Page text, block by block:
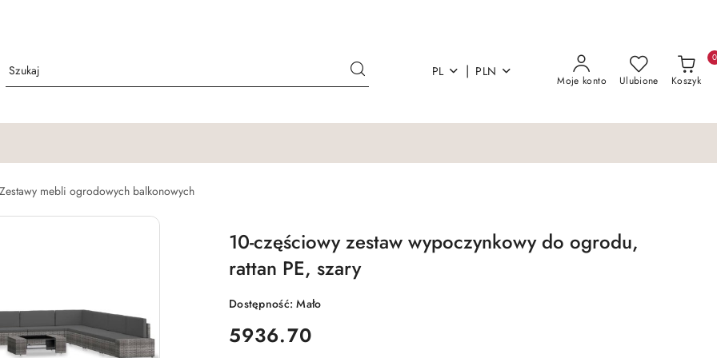
PL | PLN
Moje konto Ulubione Koszyk
0
Zestawy mebli ogrodowych balkonowych
10-częściowy zestaw wypoczynkowy do ogrodu,
rattan PE, szary
Dostępność:Mało
cena:
5936.70